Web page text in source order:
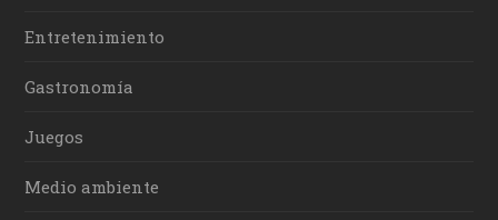
Entretenimiento
Gastronomía
Juegos
Medio ambiente